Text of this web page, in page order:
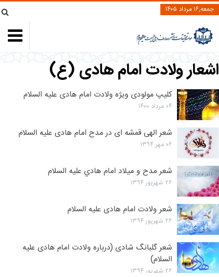
جمعه,۱۶ مرداد ۱۴۰۵
اشعار ولادت امام هادی (ع)
کلیپ مولودی ویژه ولادت امام هادی علیه السلام
۰۴ مرداد ۱۴۰۰
شعر الهی قمشه ای در مدح امام هادی علیه السلام
۰۶ مهر ۱۳۹۴
شعر مدح و ميلاد امام هادي‏ علیه السلام
۲۶ شهریور ۱۳۹۴
شعر ولادت امام هادی علیه السلام
۲۶ شهریور ۱۳۹۴
شعر گلبانگ شادی (درباره ولادت امام هادی علیه
السلام)
۲۶ شهریور ۱۳۹۴